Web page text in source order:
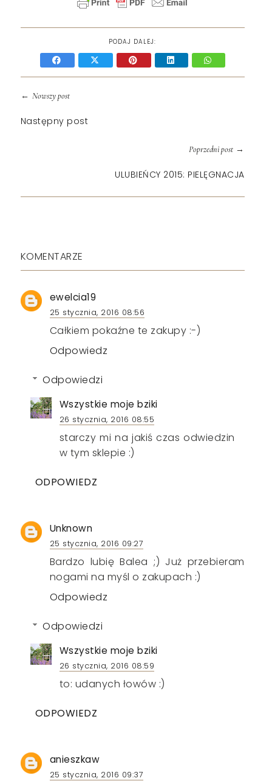
PODAJ DALEJ:
← Nowszy post
Następny post
Poprzedni post→
ULUBIEŃCY 2015: PIELĘGNACJA
KOMENTARZE
ewelcia19
25 stycznia, 2016 08:56
Całkiem pokaźne te zakupy :-)
Odpowiedz
Odpowiedzi
Wszystkie moje bziki
26 stycznia, 2016 08:55
starczy mi na jakiś czas odwiedzin
w tym sklepie :)
ODPOWIEDZ
Unknown
25 stycznia, 2016 09:27
Bardzo lubię Balea ;) Już przebieram
nogami na myśl o zakupach :)
Odpowiedz
Odpowiedzi
Wszystkie moje bziki
26 stycznia, 2016 08:59
to: udanych łowów :)
ODPOWIEDZ
anieszkaw
25 stycznia, 2016 09:37